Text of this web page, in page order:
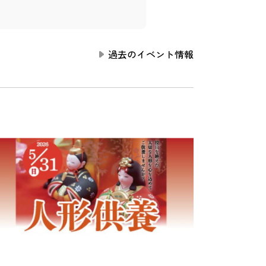
過去のイベント情報